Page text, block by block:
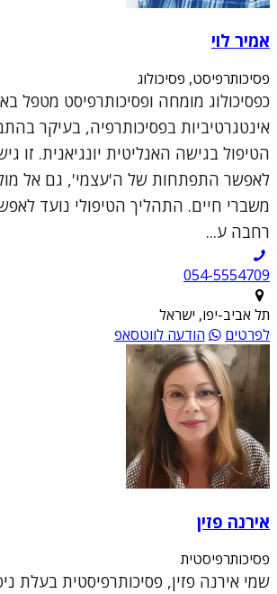
אמיר לוי
פסיכותרפיסט, פסיכולוג
כפסיכולוג מומחה ופסיכותרפיסט מטפל
אינטגרטיביות בפסיכותרפיה, בעיקר
הטיפול בגישה האנליטית יונגיאנית. זו
לאפשר התפתחות של ה'עצמי', גם אל
משברי חיים. התהליך הטיפולי נועד
רחבה ע...
054-5554709
תל אביב-יפו, ישראל
לפרטים
הודעה לווטסאפ
אירנה פזין
פסיכותרפיסטית
שמי אירנה פזין, פסיכותרפיסטית בעלת